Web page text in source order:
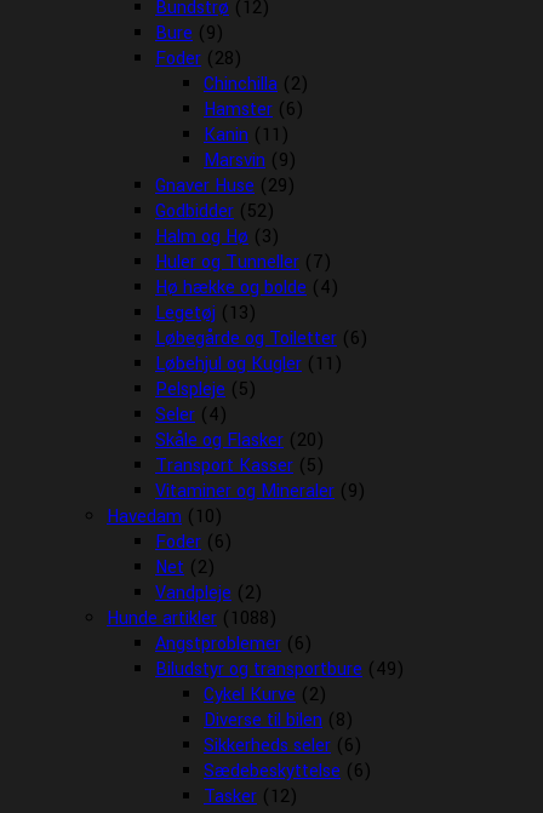
Bundstrø (12)
Bure (9)
Foder (28)
Chinchilla (2)
Hamster (6)
Kanin (11)
Marsvin (9)
Gnaver Huse (29)
Godbidder (52)
Halm og Hø (3)
Huler og Tunneller (7)
Hø hække og bolde (4)
Legetøj (13)
Løbegårde og Toiletter (6)
Løbehjul og Kugler (11)
Pelspleje (5)
Seler (4)
Skåle og Flasker (20)
Transport Kasser (5)
Vitaminer og Mineraler (9)
Havedam (10)
Foder (6)
Net (2)
Vandpleje (2)
Hunde artikler (1088)
Angstproblemer (6)
Biludstyr og transportbure (49)
Cykel Kurve (2)
Diverse til bilen (8)
Sikkerheds seler (6)
Sædebeskyttelse (6)
Tasker (12)